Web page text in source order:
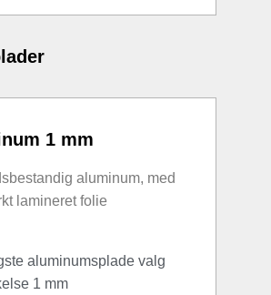
1 mm
aluminum, med
lamineret folie
aluminumsplade valg
1 mm